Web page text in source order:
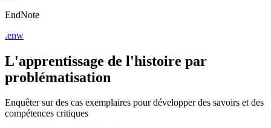
EndNote
.enw
L'apprentissage de l'histoire par
problématisation
Enquêter sur des cas exemplaires pour développer des savoirs et des
compétences critiques